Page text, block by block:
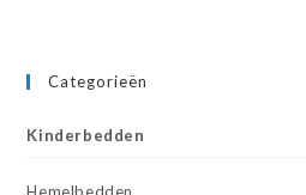
Categorieën
Kinderbedden